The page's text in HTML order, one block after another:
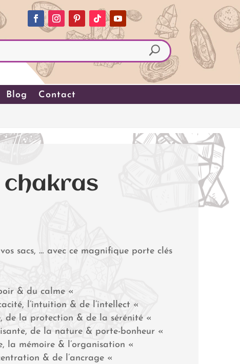
Blog Contact
chakras
sacs, … avec ce magnifique porte clés
& du calme «
l’intuition & de l’intellect «
de la protection & de la sérénité «
de la nature & porte-bonheur «
la mémoire & l’organisation «
& de l’ancrage «